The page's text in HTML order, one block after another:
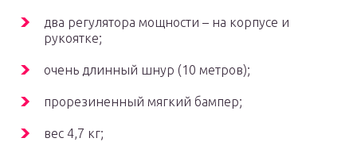
два регулятора мощности – на корпусе и
рукоятке;
очень длинный шнур (10 метров);
прорезиненный мягкий бампер;
вес 4,7 кг;